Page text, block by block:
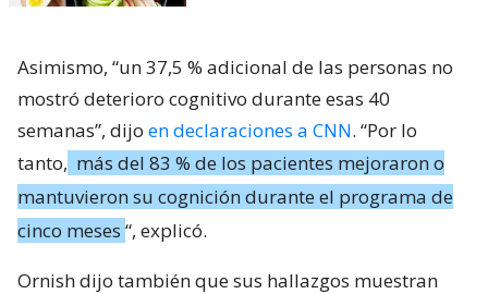
Asimismo, “un 37,5 % adicional de las personas no
mostró deterioro cognitivo durante esas 40
semanas”, dijo en declaraciones a CNN. “Por lo
tanto, más del 83 % de los pacientes mejoraron o
mantuvieron su cognición durante el programa de
cinco meses “, explicó.
Ornish dijo también que sus hallazgos muestran